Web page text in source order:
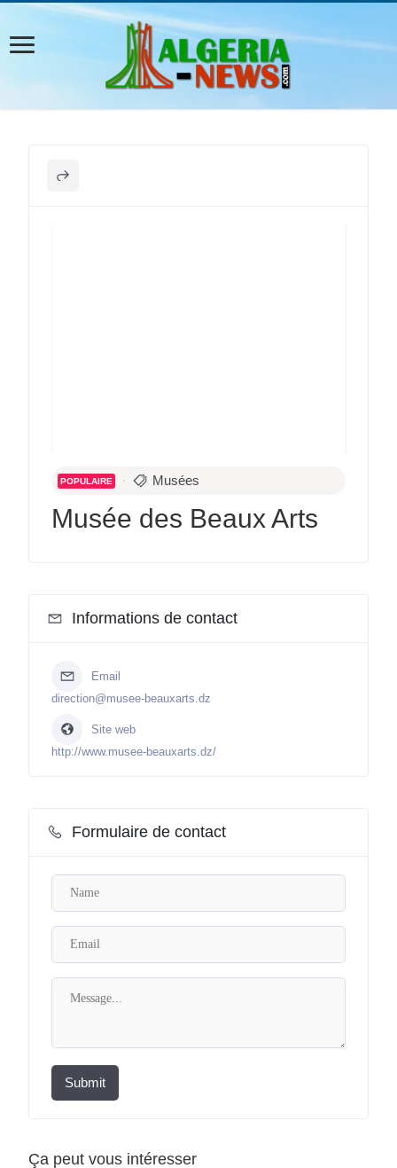
POPULAIRE Musées
Musée des Beaux Arts
Informations de contact
Email
direction@musee-beauxarts.dz
Site web
http://www.musee-beauxarts.dz/
Formulaire de contact
Submit
Ça peut vous intéresser